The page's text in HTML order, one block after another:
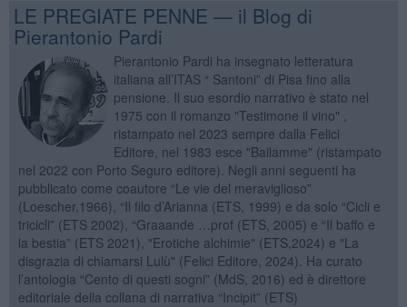
LE PREGIATE PENNE — il Blog di
Pierantonio Pardi
Pierantonio Pardi ha insegnato letteratura
italiana all’ITAS “ Santoni” di Pisa fino alla
pensione. Il suo esordio narrativo è stato nel
1975 con il romanzo "Testimone il vino" ,
ristampato nel 2023 sempre dalla Felici
Editore, nel 1983 esce "Bailamme" (ristampato
nel 2022 con Porto Seguro editore). Negli anni seguenti ha
pubblicato come coautore “Le vie del meraviglioso”
(Loescher,1966), “Il filo d’Arianna (ETS, 1999) e da solo “Cicli e
tricicli” (ETS 2002), “Graaande …prof (ETS, 2005) e “Il baffo e
la bestia” (ETS 2021), "Erotiche alchimie" (ETS,2024) e "La
disgrazia di chiamarsi Lulù" (Felici Editore, 2024). Ha curato
l’antologia “Cento di questi sogni” (MdS, 2016) ed è direttore
editoriale della collana di narrativa “Incipit” (ETS)